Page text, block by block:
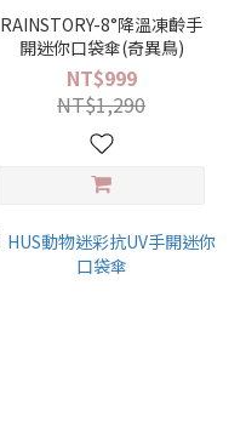
RAINSTORY-8°降溫凍齡手
開迷你口袋傘(奇異鳥)
NT$999
NT$1,290